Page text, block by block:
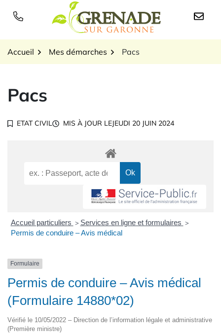
Logo Grenade sur
Accueil Mes démarches Pacs
Pacs
ETAT CIVIL MIS À JOUR LEJEUDI 20 JUIN 2024
Accueil particuliers > Services en ligne et formulaires >
Permis de conduire – Avis médical
Formulaire
Permis de conduire – Avis médical
(Formulaire 14880*02)
Vérifié le 10/05/2022 – Direction de l’information légale et administrative
(Première ministre)